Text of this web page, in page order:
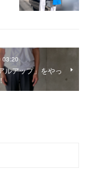
03:20
ルアップ」をやっ